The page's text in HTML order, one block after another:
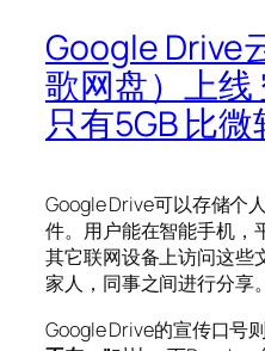
Google Drive
歌网盘）上线
只有5GB 比
Google Drive可以存储个
件。用户能在智能手机，
其它联网设备上访问这些
家人，同事之间进行分享。
Google Drive的宣传口号